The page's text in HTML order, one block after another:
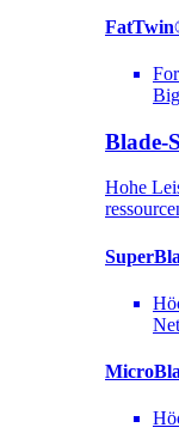
Blade-
Hohe